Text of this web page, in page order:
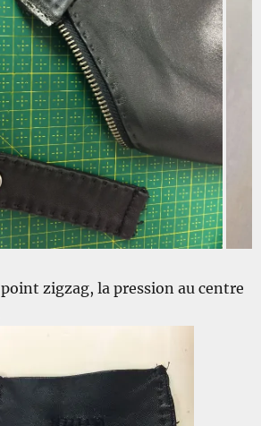
point zigzag, la pression au centre